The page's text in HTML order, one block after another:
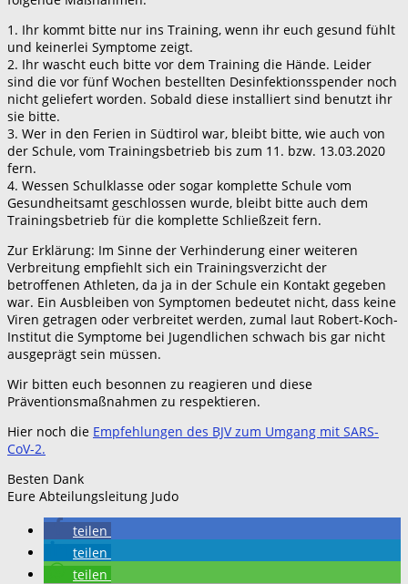
1. Ihr kommt bitte nur ins Training, wenn ihr euch gesund fühlt
und keinerlei Symptome zeigt.
2. Ihr wascht euch bitte vor dem Training die Hände. Leider
sind die vor fünf Wochen bestellten Desinfektionsspender noch
nicht geliefert worden. Sobald diese installiert sind benutzt ihr
sie bitte.
3. Wer in den Ferien in Südtirol war, bleibt bitte, wie auch von
der Schule, vom Trainingsbetrieb bis zum 11. bzw. 13.03.2020
fern.
4. Wessen Schulklasse oder sogar komplette Schule vom
Gesundheitsamt geschlossen wurde, bleibt bitte auch dem
Trainingsbetrieb für die komplette Schließzeit fern.
Zur Erklärung: Im Sinne der Verhinderung einer weiteren
Verbreitung empfiehlt sich ein Trainingsverzicht der
betroffenen Athleten, da ja in der Schule ein Kontakt gegeben
war. Ein Ausbleiben von Symptomen bedeutet nicht, dass keine
Viren getragen oder verbreitet werden, zumal laut Robert-Koch-
Institut die Symptome bei Jugendlichen schwach bis gar nicht
ausgeprägt sein müssen.
Wir bitten euch besonnen zu reagieren und diese
Präventionsmaßnahmen zu respektieren.
Hier noch die Empfehlungen des BJV zum Umgang mit SARS-
CoV-2.
Besten Dank
Eure Abteilungsleitung Judo
teilen
teilen
teilen